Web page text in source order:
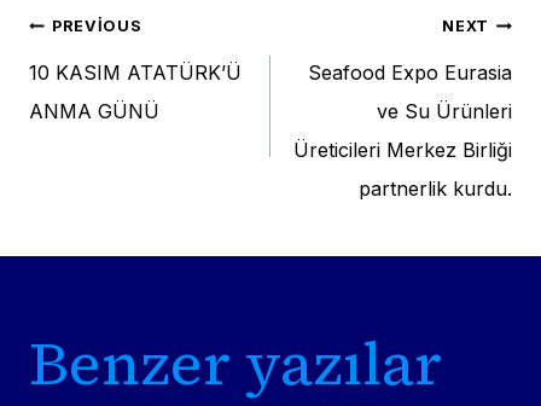
Yazı
gezinmesi
PREVIOUS
10 KASIM ATATÜRK’Ü
ANMA GÜNÜ
NEXT
Seafood Expo Eurasia
ve Su Ürünleri
Üreticileri Merkez Birliği
partnerlik kurdu.
Benzer yazılar